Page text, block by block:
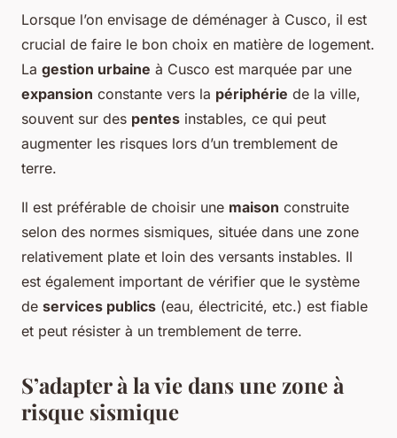
Lorsque l’on envisage de déménager à Cusco, il est
crucial de faire le bon choix en matière de logement.
La gestion urbaine à Cusco est marquée par une
expansion constante vers la périphérie de la ville,
souvent sur des pentes instables, ce qui peut
augmenter les risques lors d’un tremblement de
terre.
Il est préférable de choisir une maison construite
selon des normes sismiques, située dans une zone
relativement plate et loin des versants instables. Il
est également important de vérifier que le système
de services publics (eau, électricité, etc.) est fiable
et peut résister à un tremblement de terre.
S’adapter à la vie dans une zone à
risque sismique